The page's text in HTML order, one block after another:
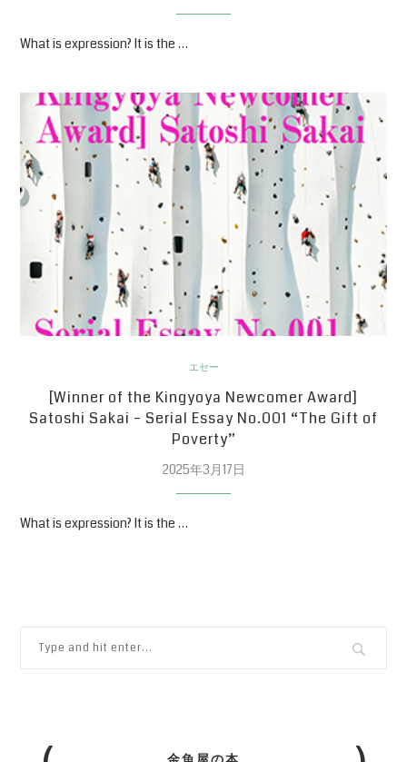
What is expression? It is the …
エセー
[Winner of the Kingyoya Newcomer Award]
Satoshi Sakai – Serial Essay No.001 “The Gift of
Poverty”
2025年3月17日
What is expression? It is the …